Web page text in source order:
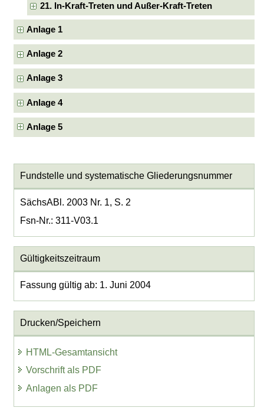
21. In-Kraft-Treten und Außer-Kraft-Treten
Anlage 1
Anlage 2
Anlage 3
Anlage 4
Anlage 5
Fundstelle und systematische Gliederungsnummer
SächsABl. 2003 Nr. 1, S. 2
Fsn-Nr.: 311-V03.1
Gültigkeitszeitraum
Fassung gültig ab: 1. Juni 2004
Drucken/Speichern
HTML-Gesamtansicht
Vorschrift als PDF
Anlagen als PDF